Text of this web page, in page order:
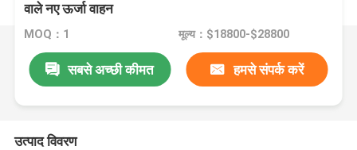
वाले नए ऊर्जा वाहन
MOQ：1 मूल्य：$18800-$28800
सबसे अच्छी कीमत हमसे संपर्क करें
उत्पाद विवरण